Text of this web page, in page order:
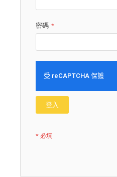
密碼
登入